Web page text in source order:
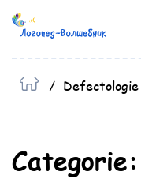
/ Defectologie
Categorie: